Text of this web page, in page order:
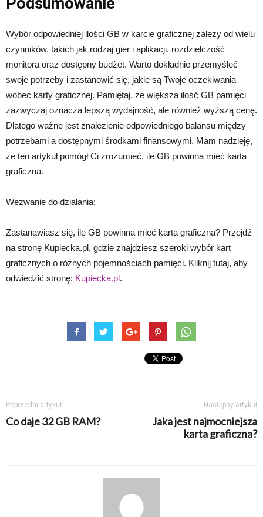
Wybór odpowiedniej ilości GB w karcie graficznej zależy od wielu
czynników, takich jak rodzaj gier i aplikacji, rozdzielczość
monitora oraz dostępny budżet. Warto dokładnie przemyśleć
swoje potrzeby i zastanowić się, jakie są Twoje oczekiwania
wobec karty graficznej. Pamiętaj, że większa ilość GB pamięci
zazwyczaj oznacza lepszą wydajność, ale również wyższą cenę.
Dlatego ważne jest znalezienie odpowiedniego balansu między
potrzebami a dostępnymi środkami finansowymi. Mam nadzieję,
że ten artykuł pomógł Ci zrozumieć, ile GB powinna mieć karta
graficzna.
Wezwanie do działania:
Zastanawiasz się, ile GB powinna mieć karta graficzna? Przejdź
na stronę Kupiecka.pl, gdzie znajdziesz szeroki wybór kart
graficznych o różnych pojemnościach pamięci. Kliknij tutaj, aby
odwiedzić stronę: Kupiecka.pl.
Poprzedni artykuł
Co daje 32 GB RAM?
Następny artykuł
Jaka jest najmocniejsza
karta graficzna?